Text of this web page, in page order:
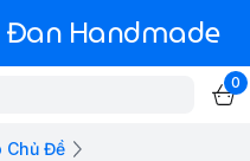
Đan Handmade
0
Chủ Đề